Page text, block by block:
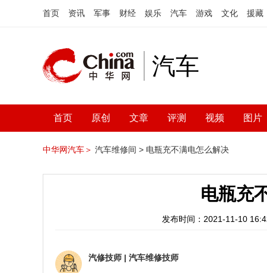
首页 资讯 军事 财经 娱乐 汽车 游戏 文化 援藏
汽车
首页 原创 文章 评测 视频 图片
中华网汽车＞ 汽车维修间 > 电瓶充不满电怎么解决
电瓶充
发布时间：2021-11-10
汽修技师 | 汽车维修技师